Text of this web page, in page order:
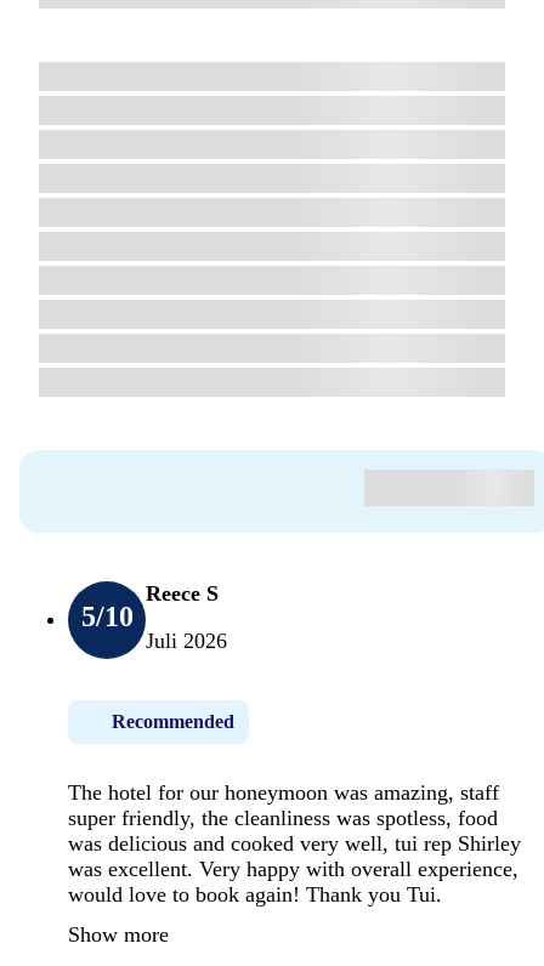
5/10
Reece S
Juli 2026
Recommended
The hotel for our honeymoon was amazing, staff
super friendly, the cleanliness was spotless, food
was delicious and cooked very well, tui rep Shirley
was excellent. Very happy with overall experience,
would love to book again! Thank you Tui.
Show more